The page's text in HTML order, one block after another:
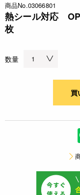
商品No.03066801
熱シール対応
枚
数量
買